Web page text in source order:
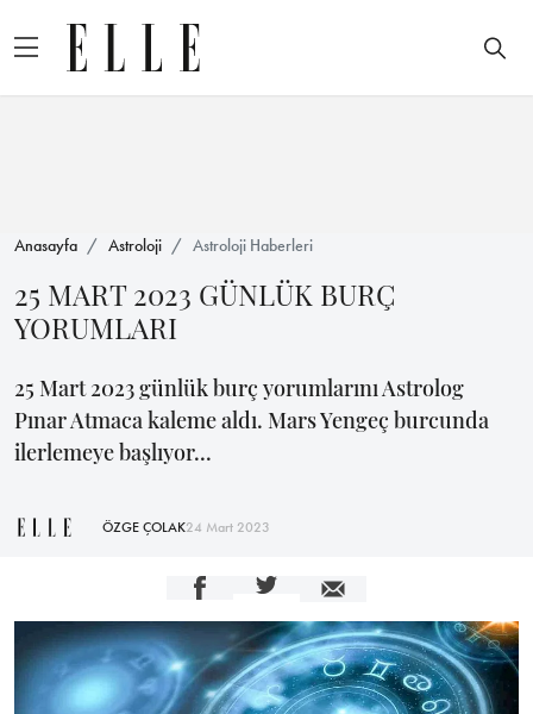
Anasayfa Astroloji Astroloji Haberleri
25 MART 2023 GÜNLÜK BURÇ
YORUMLARI
25 Mart 2023 günlük burç yorumlarını Astrolog
Pınar Atmaca kaleme aldı. Mars Yengeç burcunda
ilerlemeye başlıyor...
ÖZGE ÇOLAK24 Mart 2023